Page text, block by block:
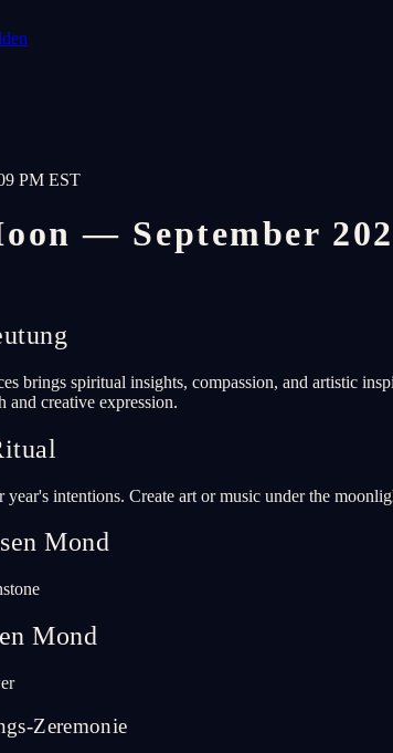
PM EST
— September
brings spiritual insights, compassion, and artistic
creative expression.
year's intentions. Create art or music under the
Mond
Mond
Zeremonie